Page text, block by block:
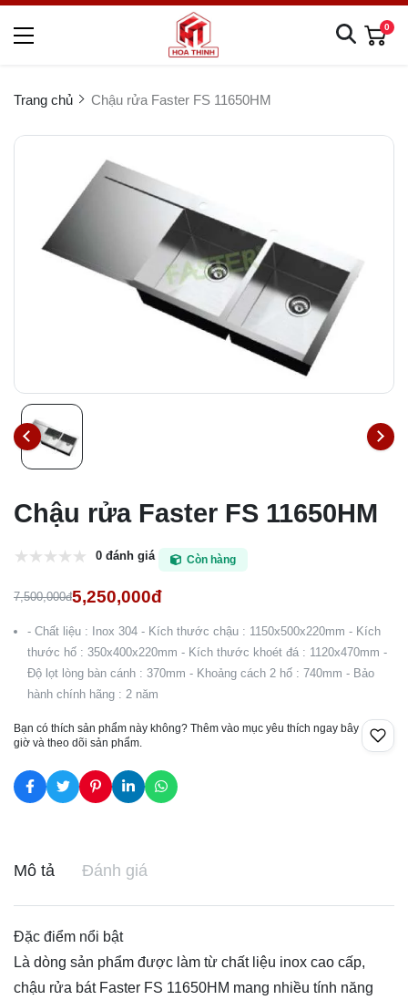
0
Trang chủ Chậu rửa Faster FS 11650HM
Chậu rửa Faster FS 11650HM
0 đánh giá Còn hàng
7,500,000đ5,250,000đ
- Chất liệu : Inox 304 - Kích thước chậu : 1150x500x220mm - Kích
thước hố : 350x400x220mm - Kích thước khoét đá : 1120x470mm -
Độ lọt lòng bàn cánh : 370mm - Khoảng cách 2 hố : 740mm - Bảo
hành chính hãng : 2 năm
Bạn có thích sản phẩm này không? Thêm vào mục yêu thích ngay bây
giờ và theo dõi sản phẩm.
Mô tả Đánh giá
Đặc điểm nổi bật
Là dòng sản phẩm được làm từ chất liệu inox cao cấp,
chậu rửa bát Faster FS 11650HM mang nhiều tính năng